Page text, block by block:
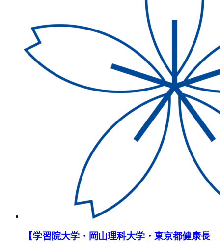
【学習院大学・岡山理科大学・東京都健康長